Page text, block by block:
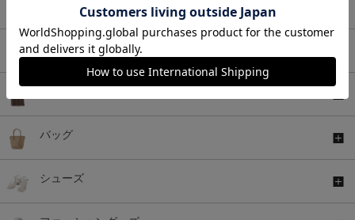
セットアップ
バッグ
シューズ